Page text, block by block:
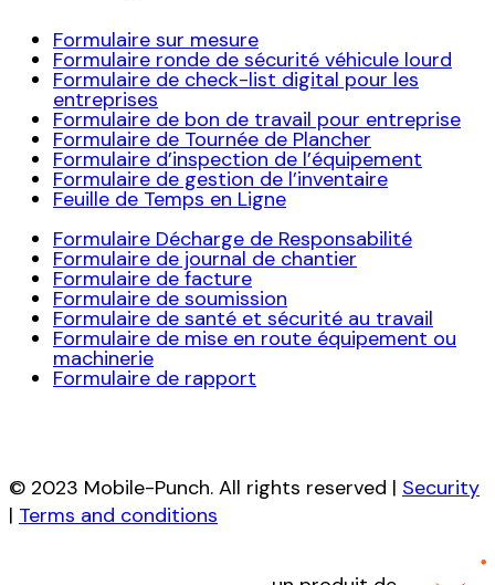
Formulaire sur mesure
Formulaire ronde de sécurité véhicule lourd
Formulaire de check-list digital pour les
entreprises
Formulaire de bon de travail pour entreprise
Formulaire de Tournée de Plancher
Formulaire d’inspection de l’équipement
Formulaire de gestion de l’inventaire
Feuille de Temps en Ligne
Formulaire Décharge de Responsabilité
Formulaire de journal de chantier
Formulaire de facture
Formulaire de soumission
Formulaire de santé et sécurité au travail
Formulaire de mise en route équipement ou
machinerie
Formulaire de rapport
© 2023 Mobile-Punch. All rights reserved | Security
| Terms and conditions